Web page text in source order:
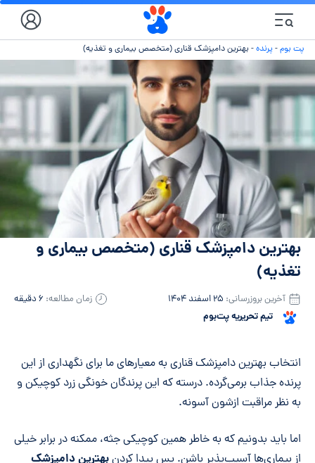
پت بوم- پرنده- بهترین دامپزشک قناری (متخصص بیماری و تغذیه)
بهترین دامپزشک قناری (متخصص بیماری و
تغذیه)
تیم تحریریه پت‌بوم
آخرین بروزرسانی: ۲۵ اسفند ۱۴۰۴ زمان مطالعه: ۶ دقیقه
خلاصه مقاله
انتخاب بهترین دامپزشک قناری به معیارهای ما برای نگهداری از این
پرنده جذاب برمی‌گرده. درسته که این پرندگان خونگی زرد کوچیکن و
به نظر مراقبت ازشون آسونه.
اما باید بدونیم که به خاطر همین کوچیکی جثه، ممکنه در برابر خیلی
از بیماری‌ها آسیب‌پذیر باشن. پس پیدا کردنبهترین دامپزشک